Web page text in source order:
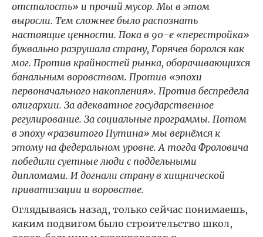
отсталость» и прочий мусор. Мы в этом
выросли. Тем сложнее было распознать
настоящие ценности. Пока в 90-е «перестройка»
буквально разрушала страну, Горячев боролся как
мог. Против крайностей рынка, оборачивающихся
банальным воровством. Против «эпохи
первоначального накопления». Против беспредела
олигархии. За адекватное государственное
регулирование. За социальные программы. Потом
в эпоху «развитого Путина» мы вернёмся к
этому на федеральном уровне. А тогда Фроловича
победили суетные люди с поддельными
дипломами. И догнали страну в хищнической
приватизации и воровстве.
Оглядываясь назад, только сейчас понимаешь,
каким подвигом было строительство школ,